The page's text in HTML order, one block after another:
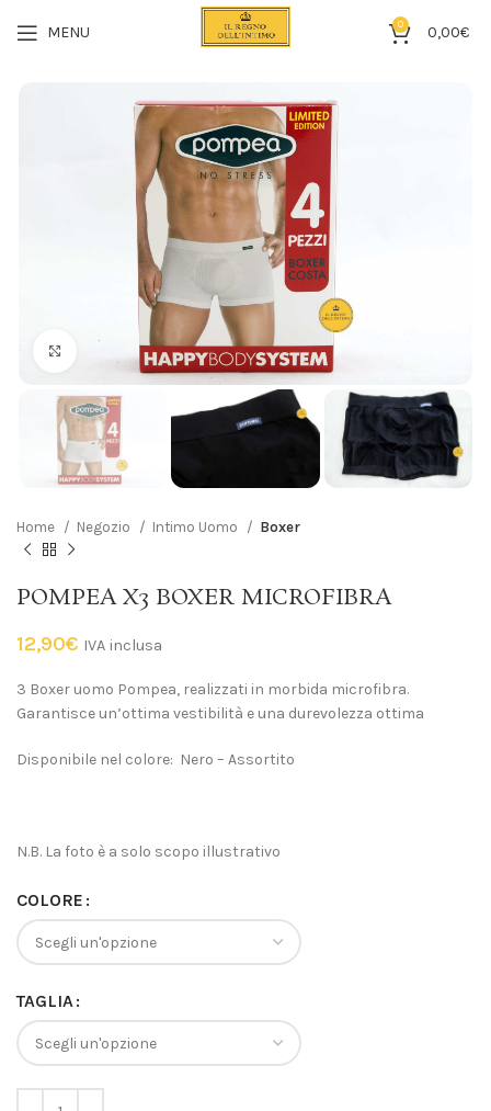
MENU 0 0,00€
Click to enlarge
Home Negozio Intimo Uomo Boxer
POMPEA X3 BOXER MICROFIBRA
12,90€ IVA inclusa
3 Boxer uomo Pompea, realizzati in morbida microfibra.
Garantisce un’ottima vestibilità e una durevolezza ottima
Disponibile nel colore: Nero – Assortito
N.B. La foto è a solo scopo illustrativo
COLORE
TAGLIA